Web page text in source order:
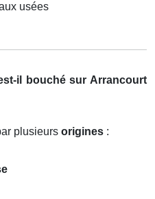
usées
il bouché sur Arrancourt
plusieurs origines :